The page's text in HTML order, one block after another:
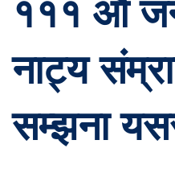
१११ औं
नाट्य
सम्झना